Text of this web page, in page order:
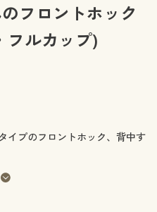
フロントホック
フルカップ)
イプのフロントホック、背中す